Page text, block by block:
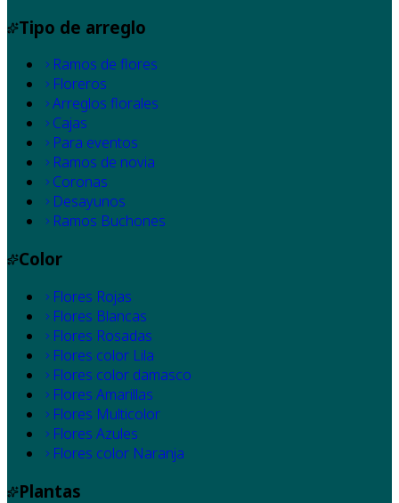
Tipo de arreglo
Ramos de flores
Floreros
Arreglos florales
Cajas
Para eventos
Ramos de novia
Coronas
Desayunos
Ramos Buchones
Color
Flores Rojas
Flores Blancas
Flores Rosadas
Flores color Lila
Flores color damasco
Flores Amarillas
Flores Multicolor
Flores Azules
Flores color Naranja
Plantas